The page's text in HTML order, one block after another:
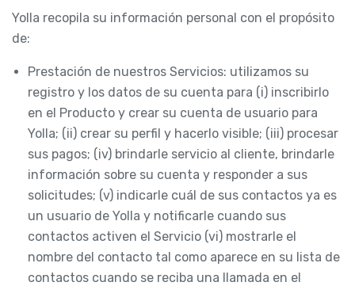
Yolla recopila su información personal con el propósito
de:
Prestación de nuestros Servicios: utilizamos su
registro y los datos de su cuenta para (i) inscribirlo
en el Producto y crear su cuenta de usuario para
Yolla; (ii) crear su perfil y hacerlo visible; (iii) procesar
sus pagos; (iv) brindarle servicio al cliente, brindarle
información sobre su cuenta y responder a sus
solicitudes; (v) indicarle cuál de sus contactos ya es
un usuario de Yolla y notificarle cuando sus
contactos activen el Servicio (vi) mostrarle el
nombre del contacto tal como aparece en su lista de
contactos cuando se reciba una llamada en el